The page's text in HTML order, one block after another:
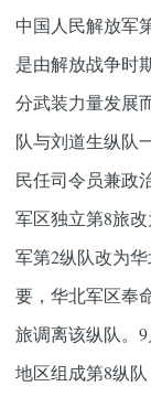
中国人民解放军
是由解放战争时
分武装力量发展
队与刘道生纵队
民任司令员兼政
军区独立第8旅
军第2纵队改为
要，华北军区奉
旅调离该纵队。
地区组成第8纵